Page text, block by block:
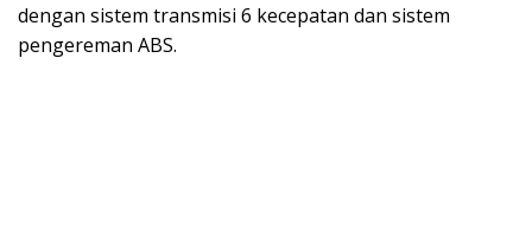
dengan sistem transmisi 6 kecepatan dan sistem
pengereman ABS.